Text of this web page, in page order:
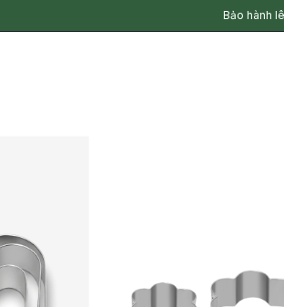
Bảo hành